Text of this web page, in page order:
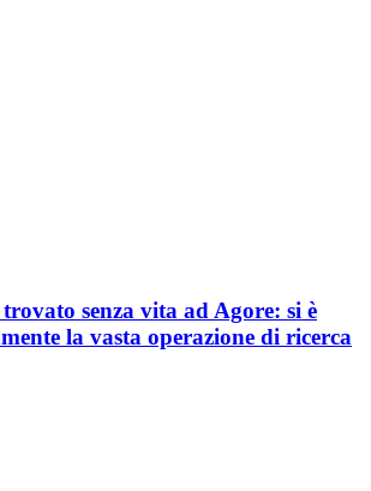
senza vita ad Agore: si è
la vasta operazione di ricerca